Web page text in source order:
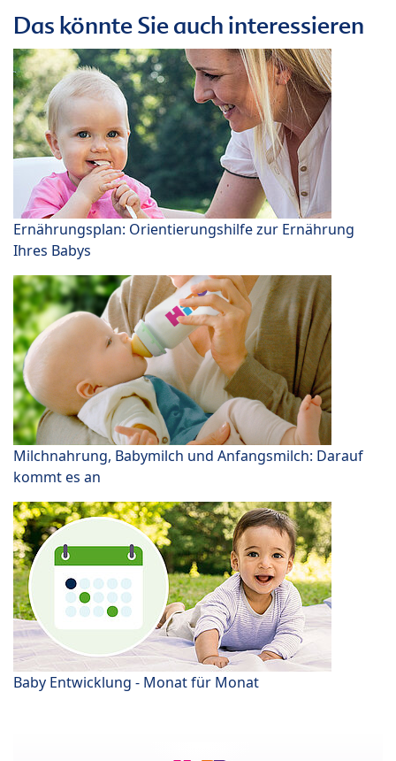
Das könnte Sie auch interessieren
Ernährungsplan: Orientierungshilfe zur Ernährung
Ihres Babys
Milchnahrung, Babymilch und Anfangsmilch: Darauf
kommt es an
Baby Entwicklung - Monat für Monat